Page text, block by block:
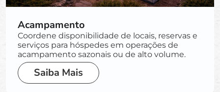
Acampamento
Coordene disponibilidade de locais, reservas e
serviços para hóspedes em operações de
acampamento sazonais ou de alto volume.
Saiba Mais